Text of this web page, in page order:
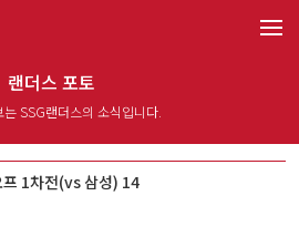
랜더스 포토
SSG랜더스의 소식입니다.
1차전(vs 삼성) 14